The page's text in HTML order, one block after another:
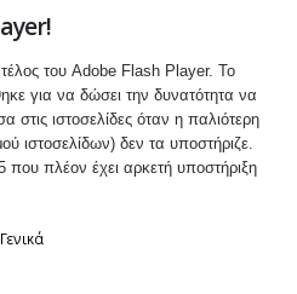
του Adobe Flash Player. Το
για να δώσει την δυνατότητα να
ιστοσελίδες όταν η παλιότερη
ιστοσελίδων) δεν τα υποστήριζε.
πλέον έχει αρκετή υποστήριξη
Γενικά